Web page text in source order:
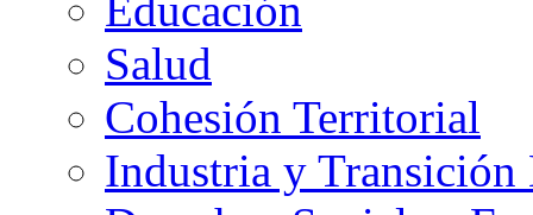
Educación
Salud
Cohesión Territorial
Industria y